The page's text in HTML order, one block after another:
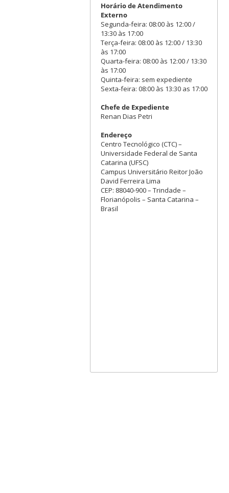
Horário de Atendimento
Externo
Segunda-feira: 08:00 às 12:00 /
13:30 às 17:00
Terça-feira: 08:00 às 12:00 / 13:30
às 17:00
Quarta-feira: 08:00 às 12:00 / 13:30
às 17:00
Quinta-feira: sem expediente
Sexta-feira: 08:00 às 13:30 as 17:00
Chefe de Expediente
Renan Dias Petri
Endereço
Centro Tecnológico (CTC) –
Universidade Federal de Santa
Catarina (UFSC)
Campus Universitário Reitor João
David Ferreira Lima
CEP: 88040-900 – Trindade –
Florianópolis – Santa Catarina –
Brasil